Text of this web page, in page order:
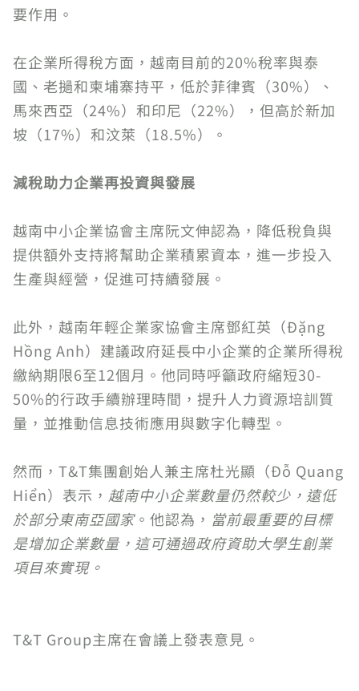
要作用。
在企業所得稅方面，越南目前的20%稅率與泰
國、老撾和柬埔寨持平，低於菲律賓（30%）、
馬來西亞（24%）和印尼（22%），但高於新加
坡（17%）和汶萊（18.5%）。
減稅助力企業再投資與發展
越南中小企業協會主席阮文伸認為，降低稅負與
提供額外支持將幫助企業積累資本，進一步投入
生產與經營，促進可持續發展。
此外，越南年輕企業家協會主席鄧紅英（Đặng
Hồng Anh）建議政府延長中小企業的企業所得稅
繳納期限6至12個月。他同時呼籲政府縮短30-
50%的行政手續辦理時間，提升人力資源培訓質
量，並推動信息技術應用與數字化轉型。
然而，T&T集團創始人兼主席杜光顯（Đỗ Quang
Hiển）表示， 越南中小企業數量仍然較少，遠低
於部分東南亞國家。他認為， 當前最重要的目標
是增加企業數量，這可通過政府資助大學生創業
項目來實現。
T&T Group主席在會議上發表意見。